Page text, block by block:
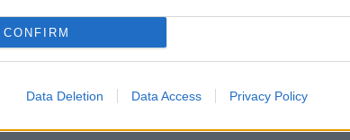
CONFIRM
Data Deletion Data Access Privacy Policy